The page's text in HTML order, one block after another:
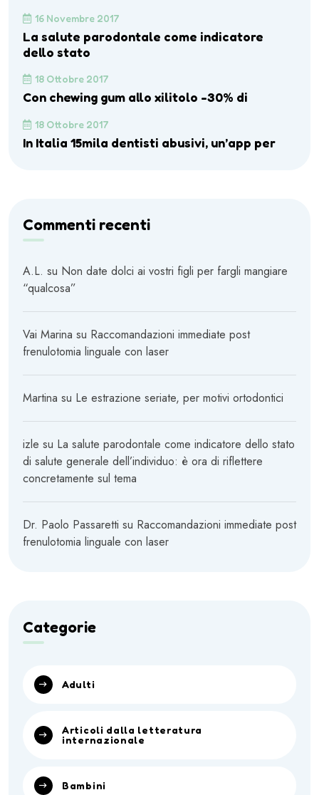
16 Novembre 2017
La salute parodontale come indicatore
dello stato
18 Ottobre 2017
Con chewing gum allo xilitolo -30% di
18 Ottobre 2017
In Italia 15mila dentisti abusivi, un’app per
Commenti recenti
A.L. su Non date dolci ai vostri figli per fargli mangiare
“qualcosa”
Vai Marina su Raccomandazioni immediate post
frenulotomia linguale con laser
Martina su Le estrazione seriate, per motivi ortodontici
izle su La salute parodontale come indicatore dello stato
di salute generale dell’individuo: è ora di riflettere
concretamente sul tema
Dr. Paolo Passaretti su Raccomandazioni immediate post
frenulotomia linguale con laser
Categorie
Adulti
Articoli dalla letteratura
internazionale
Bambini